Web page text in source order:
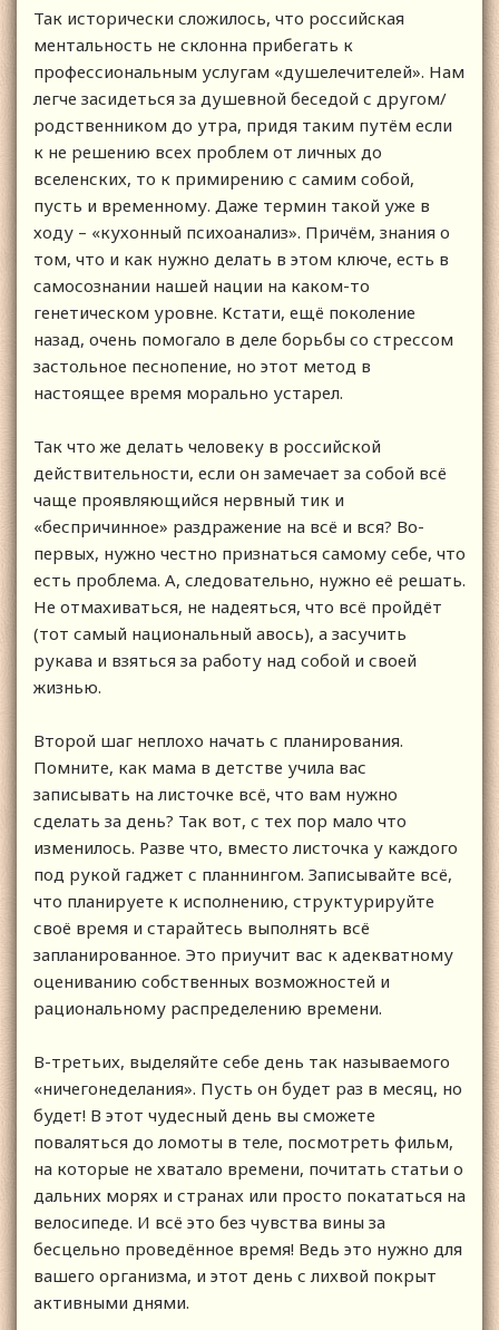
Так исторически сложилось, что российская
ментальность не склонна прибегать к
профессиональным услугам «душелечителей». Нам
легче засидеться за душевной беседой с другом/
родственником до утра, придя таким путём если
к не решению всех проблем от личных до
вселенских, то к примирению с самим собой,
пусть и временному. Даже термин такой уже в
ходу – «кухонный психоанализ». Причём, знания о
том, что и как нужно делать в этом ключе, есть в
самосознании нашей нации на каком-то
генетическом уровне. Кстати, ещё поколение
назад, очень помогало в деле борьбы со стрессом
застольное песнопение, но этот метод в
настоящее время морально устарел.
Так что же делать человеку в российской
действительности, если он замечает за собой всё
чаще проявляющийся нервный тик и
«беспричинное» раздражение на всё и вся? Во-
первых, нужно честно признаться самому себе, что
есть проблема. А, следовательно, нужно её решать.
Не отмахиваться, не надеяться, что всё пройдёт
(тот самый национальный авось), а засучить
рукава и взяться за работу над собой и своей
жизнью.
Второй шаг неплохо начать с планирования.
Помните, как мама в детстве учила вас
записывать на листочке всё, что вам нужно
сделать за день? Так вот, с тех пор мало что
изменилось. Разве что, вместо листочка у каждого
под рукой гаджет с планнингом. Записывайте всё,
что планируете к исполнению, структурируйте
своё время и старайтесь выполнять всё
запланированное. Это приучит вас к адекватному
оцениванию собственных возможностей и
рациональному распределению времени.
В-третьих, выделяйте себе день так называемого
«ничегонеделания». Пусть он будет раз в месяц, но
будет! В этот чудесный день вы сможете
поваляться до ломоты в теле, посмотреть фильм,
на которые не хватало времени, почитать статьи о
дальних морях и странах или просто покататься на
велосипеде. И всё это без чувства вины за
бесцельно проведённое время! Ведь это нужно для
вашего организма, и этот день с лихвой покрыт
активными днями.